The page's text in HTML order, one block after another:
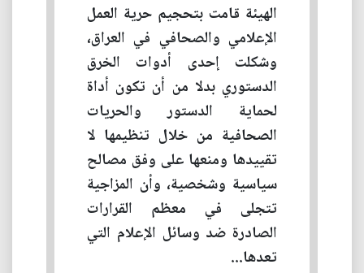
الهيئة قامت بتحجيم حرية العمل
الإعلامي والصحافي في العراق،
وشكلت إحدى أدوات الخرق
الدستوري بدلا من أن تكون أداة
لحماية الدستور والحريات
الصحافية من خلال تنظيمها لا
تقييدها ومنعها على وفق مصالح
سياسية وشخصية، وأن المزاجية
تتجلى في معظم القرارات
الصادرة ضد وسائل الإعلام التي
تعدها...